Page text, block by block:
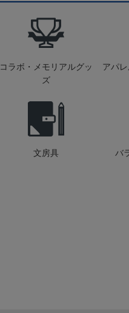
コラボ・メモリアルグッ
ズ
アパ
文房具 バ